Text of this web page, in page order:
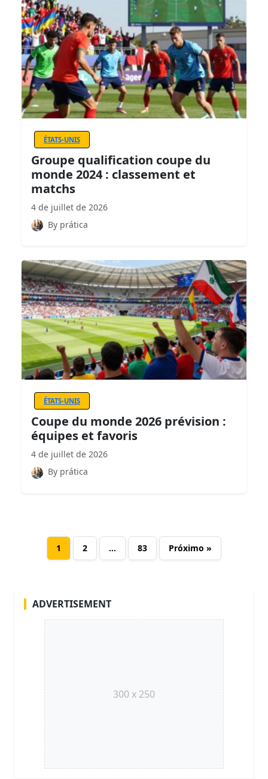
ÉTATS-UNIS
Groupe qualification coupe du
monde 2024 : classement et
matchs
4 de juillet de 2026
By prática
ÉTATS-UNIS
Coupe du monde 2026 prévision :
équipes et favoris
4 de juillet de 2026
By prática
1 2 … 83 Próximo »
ADVERTISEMENT
300 x 250